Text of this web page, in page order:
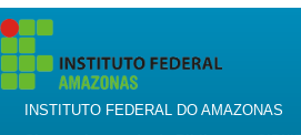
INSTITUTO FEDERAL DO AMAZONAS